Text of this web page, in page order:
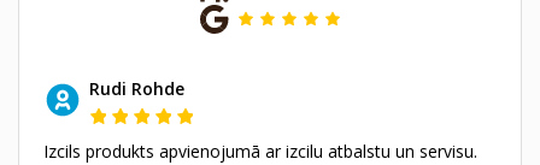
Rudi Rohde
Izcils produkts apvienojumā ar izcilu atbalstu un servisu.